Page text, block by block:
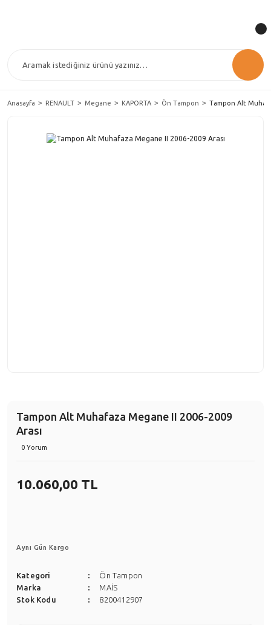
Anasayfa RENAULT Megane KAPORTA Ön Tampon Tampon Alt
Tampon Alt Muhafaza Megane II 2006-2009
Arası
0 Yorum
10.060,00 TL
Aynı Gün Kargo
Kategori
Ön Tampon
Marka
MAİS
Stok Kodu
8200412907